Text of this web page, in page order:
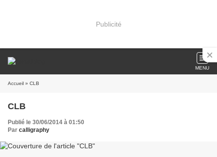
Publicité
MENU
Accueil » CLB
CLB
Publié le 30/06/2014 à 01:50
Par calligraphy